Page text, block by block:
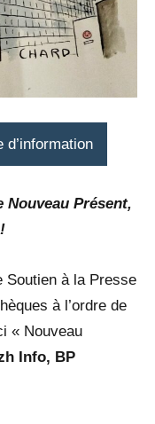
Présent,
Soutien à la Presse
à l’ordre de
« Nouveau
Info, BP